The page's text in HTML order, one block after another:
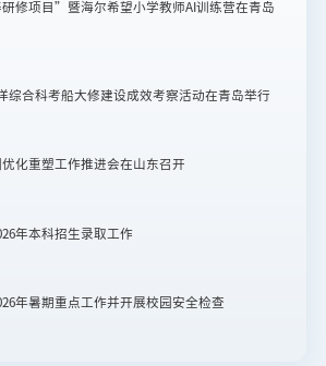
修项目”暨海尔希望小学教师AI训练营在青岛
综合科考船大修建设成效考察活动在青岛举行
化重塑工作推进会在山东召开
年本科招生录取工作
年暑期重点工作并开展校园安全检查